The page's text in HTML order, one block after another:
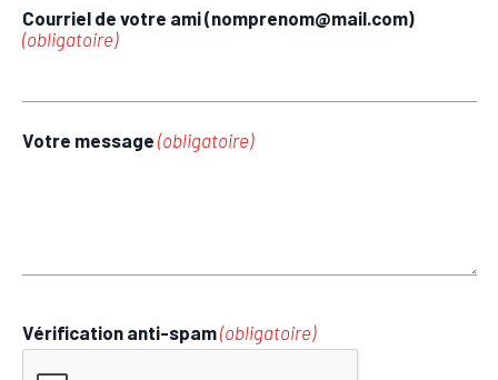
Courriel de votre ami (nomprenom@mail.com)
(obligatoire)
Votre message (obligatoire)
Vérification anti-spam(obligatoire)